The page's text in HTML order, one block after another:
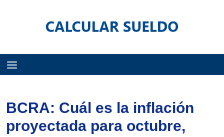
BCRA: Cuál es la inflación
proyectada para octubre,